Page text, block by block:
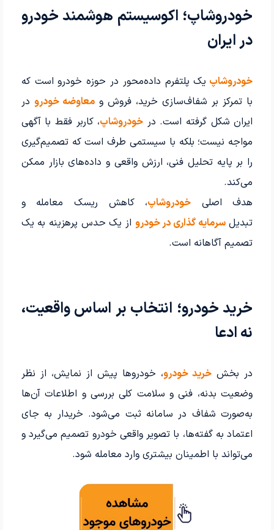
خودروشاپ؛ اکوسیستم هوشمند خودرو
در ایران
خودروشاپ یک پلتفرم داده‌محور در حوزه خودرو است که
با تمرکز بر شفاف‌سازی خرید، فروش ومعاوضه خودرو در
ایران شکل گرفته است. در خودروشاپ، کاربر فقط با آگهی
مواجه نیست؛ بلکه با سیستمی طرف است که تصمیم‌گیری
را بر پایه تحلیل فنی، ارزش واقعی و داده‌های بازار ممکن
می‌کند.
هدف اصلی خودروشاپ، کاهش ریسک معامله و
تبدیلسرمایه گذاری در خودرو از یک حدس پرهزینه به یک
تصمیم آگاهانه است.
خرید خودرو؛ انتخاب بر اساس واقعیت،
نه ادعا
در بخش خرید خودرو، خودروها پیش از نمایش، از نظر
وضعیت بدنه، فنی و سلامت کلی بررسی و اطلاعات آن‌ها
به‌صورت شفاف در سامانه ثبت می‌شود. خریدار به جای
اعتماد به گفته‌ها، با تصویر واقعی خودرو تصمیم می‌گیرد و
می‌تواند با اطمینان بیشتری وارد معامله شود.